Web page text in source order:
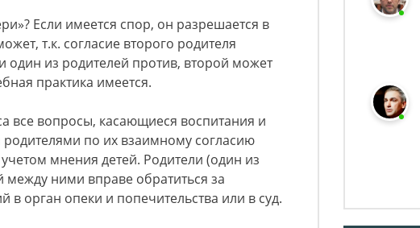
Если имеется спор, он разрешается в
т.к. согласие второго родителя
один из родителей против, второй может
практика имеется.
все вопросы, касающиеся воспитания и
по их взаимному согласию
мнения детей. Родители (один из
ними вправе обратиться за
в орган опеки и попечительства или в суд.